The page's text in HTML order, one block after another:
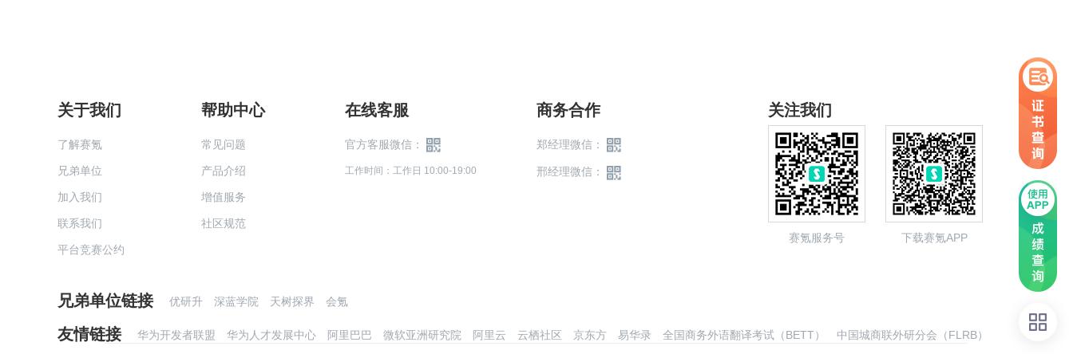
关于我们
了解赛氪
兄弟单位
加入我们
联系我们
平台竞赛公约
帮助中心
常见问题
产品介绍
增值服务
社区规范
在线客服
官方客服微信：
工作时间：工作日 10:00-19:00
商务合作
郑经理微信：
邢经理微信：
关注我们
赛氪服务号 下载赛氪APP
兄弟单位链接 优研升 深蓝学院 天树探界 会氪
友情链接 华为开发者联盟 华为人才发展中心 阿里巴巴 微软亚洲研究院 阿里云 云栖社区 京东方 易华录 全国商务外语翻译考试（BETT） 中国城商联外研分会（FLRB）